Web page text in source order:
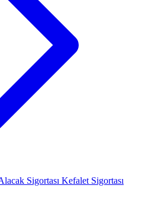
Sigortası Kefalet Sigortası